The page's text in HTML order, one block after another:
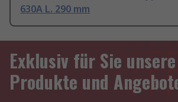
630A L. 290 mm
Exklusiv für Sie
Produkte und